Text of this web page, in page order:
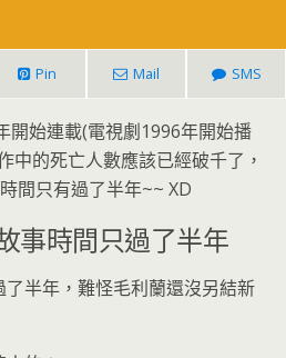
Pin Mail SMS
開始連載(電視劇1996年開始播
中的死亡人數應該已經破千了，
間只有過了半年~~ XD
事時間只過了半年
半年，難怪毛利蘭還沒另結新